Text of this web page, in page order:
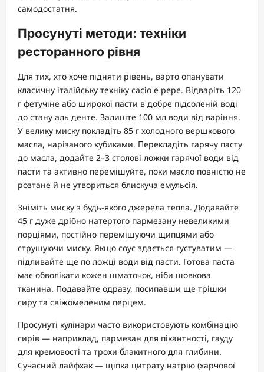
самодостатня.
Просунуті методи: техніки
ресторанного рівня
Для тих, хто хоче підняти рівень, варто опанувати
класичну італійську техніку cacio e pepe. Відваріть 120
г фетучіне або широкої пасти в добре підсоленій воді
до стану аль денте. Залиште 100 мл води від варіння.
У велику миску покладіть 85 г холодного вершкового
масла, нарізаного кубиками. Перекладіть гарячу пасту
до масла, додайте 2–3 столові ложки гарячої води від
пасти та активно перемішуйте, поки масло повністю не
розтане й не утвориться блискуча емульсія.
Зніміть миску з будь-якого джерела тепла. Додавайте
45 г дуже дрібно натертого пармезану невеликими
порціями, постійно перемішуючи щипцями або
струшуючи миску. Якщо соус здається густуватим —
підливайте ще по ложці води від пасти. Готова паста
має обволікати кожен шматочок, ніби шовкова
тканина. Подавайте одразу, посипавши ще трішки
сиру та свіжомеленим перцем.
Просунуті кулінари часто використовують комбінацію
сирів — наприклад, пармезан для пікантності, гауду
для кремовості та трохи блакитного для глибини.
Сучасний лайфхак — щіпка цитрату натрію (харчової